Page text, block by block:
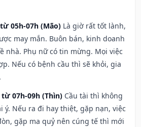
05h-07h (Mão) Là giờ rất tốt lành,
may mắn. Buôn bán, kinh doanh
nhà. Phụ nữ có tin mừng. Mọi việc
Nếu có bệnh cầu thì sẽ khỏi, gia
từ 07h-09h (Thìn) Cầu tài thì không
ý. Nếu ra đi hay thiệt, gặp nạn, việc
gặp ma quỷ nên cúng tế thì mới